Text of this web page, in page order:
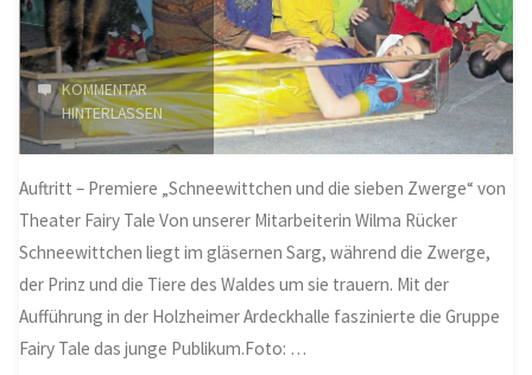
KOMMENTAR
HINTERLASSEN
Auftritt – Premiere „Schneewittchen und die sieben Zwerge“ von
Theater Fairy Tale Von unserer Mitarbeiterin Wilma Rücker
Schneewittchen liegt im gläsernen Sarg, während die Zwerge,
der Prinz und die Tiere des Waldes um sie trauern. Mit der
Aufführung in der Holzheimer Ardeckhalle faszinierte die Gruppe
Fairy Tale das junge Publikum.Foto: …